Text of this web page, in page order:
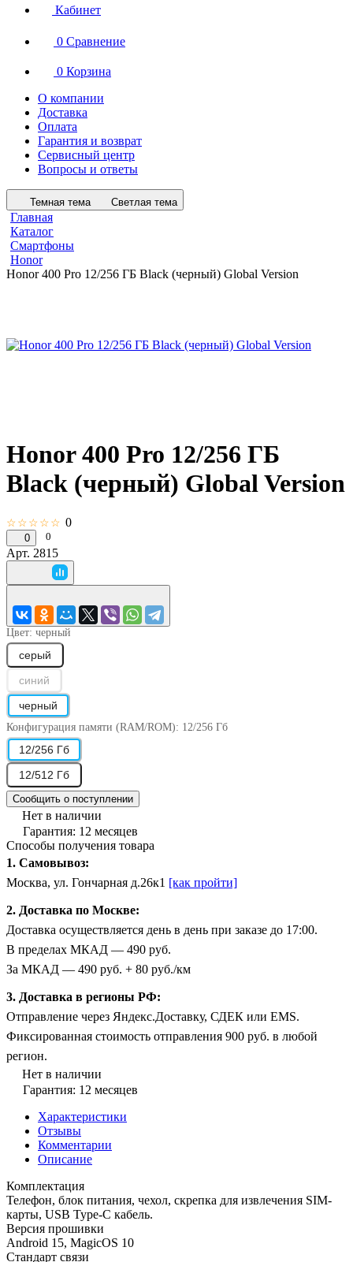
Кабинет
0 Сравнение
0 Корзина
О компании
Доставка
Оплата
Гарантия и возврат
Сервисный центр
Вопросы и ответы
Темная тема Светлая тема
Главная
Каталог
Смартфоны
Honor
Honor 400 Pro 12/256 ГБ Black (черный) Global Version
Honor 400 Pro 12/256 ГБ
Black (черный) Global Version
☆☆☆☆☆ 0
0 0
Арт. 2815
Цвет: черный
серый
синий
черный
Конфигурация памяти (RAM/ROM): 12/256 Гб
12/256 Гб
12/512 Гб
Сообщить о поступлении
Нет в наличии
Гарантия: 12 месяцев
Способы получения товара
1. Самовывоз:
Москва, ул. Гончарная д.26к1 [как пройти]
2. Доставка по Москве:
Доставка осуществляется день в день при заказе до 17:00.
В пределах МКАД — 490 руб.
За МКАД — 490 руб. + 80 руб./км
3. Доставка в регионы РФ:
Отправление через Яндекс.Доставку, СДЕК или EMS.
Фиксированная стоимость отправления 900 руб. в любой
регион.
Нет в наличии
Гарантия: 12 месяцев
Характеристики
Отзывы
Комментарии
Описание
Комплектация
Телефон, блок питания, чехол, скрепка для извлечения SIM-
карты, USB Type-C кабель.
Версия прошивки
Android 15, MagicOS 10
Стандарт связи